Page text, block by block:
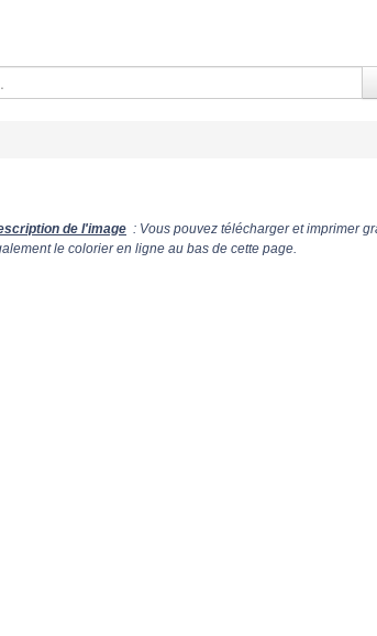
de l'image : Vous pouvez télécharger et imprimer
le colorier en ligne au bas de cette page.